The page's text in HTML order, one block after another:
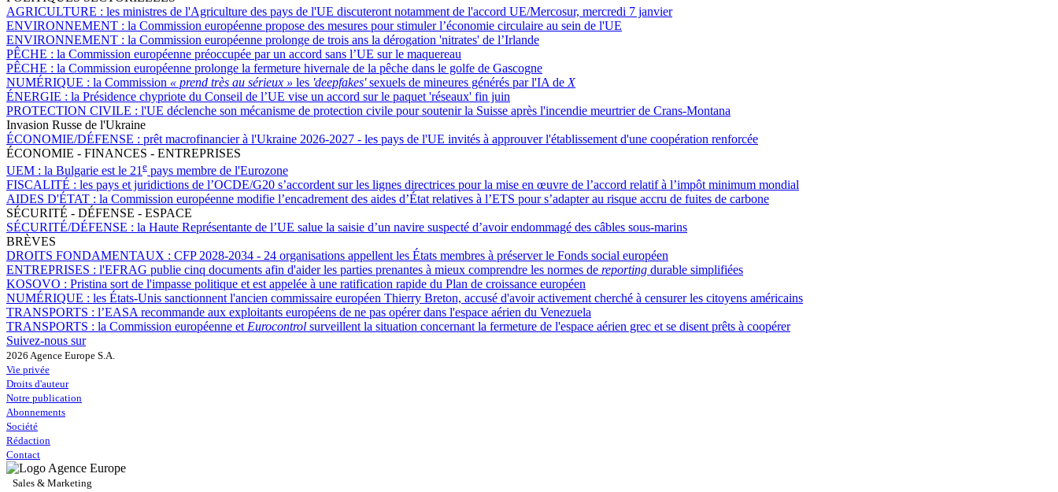
AGRICULTURE : les ministres de l'Agriculture des pays de l'UE discuteront notamment de l'accord UE/Mercosur, mercredi 7 janvier
ENVIRONNEMENT : la Commission européenne propose des mesures pour stimuler l’économie circulaire au sein de l'UE
ENVIRONNEMENT : la Commission européenne prolonge de trois ans la dérogation 'nitrates' de l’Irlande
PÊCHE : la Commission européenne préoccupée par un accord sans l’UE sur le maquereau
PÊCHE : la Commission européenne prolonge la fermeture hivernale de la pêche dans le golfe de Gascogne
NUMÉRIQUE : la Commission « prend très au sérieux » les 'deepfakes'sexuels de mineures générés par l'IA de X
ÉNERGIE : la Présidence chypriote du Conseil de l’UE vise un accord sur le paquet 'réseaux' fin juin
PROTECTION CIVILE : l'UE déclenche son mécanisme de protection civile pour soutenir la Suisse après l'incendie meurtrier de Crans-Montana
Invasion Russe de l'Ukraine
ÉCONOMIE/DÉFENSE : prêt macrofinancier à l'Ukraine 2026-2027 - les pays de l'UE invités à approuver l'établissement d'une coopération renforcée
ÉCONOMIE - FINANCES - ENTREPRISES
UEM : la Bulgarie est le 21e pays membre de l'Eurozone
FISCALITÉ : les pays et juridictions de l’OCDE/G20 s’accordent sur les lignes directrices pour la mise en œuvre de l’accord relatif à l’impôt minimum mondial
AIDES D'ÉTAT : la Commission européenne modifie l’encadrement des aides d’État relatives à l’ETS pour s’adapter au risque accru de fuites de carbone
SÉCURITÉ - DÉFENSE - ESPACE
SÉCURITÉ/DÉFENSE : la Haute Représentante de l’UE salue la saisie d’un navire suspecté d’avoir endommagé des câbles sous-marins
BRÈVES
DROITS FONDAMENTAUX : CFP 2028-2034 - 24 organisations appellent les États membres à préserver le Fonds social européen
ENTREPRISES : l'EFRAG publie cinq documents afin d'aider les parties prenantes à mieux comprendre les normes de reporting durable simplifiées
KOSOVO : Pristina sort de l'impasse politique et est appelée à une ratification rapide du Plan de croissance européen
NUMÉRIQUE : les États-Unis sanctionnent l'ancien commissaire européen Thierry Breton, accusé d'avoir activement cherché à censurer les citoyens américains
TRANSPORTS : l’EASA recommande aux exploitants européens de ne pas opérer dans l'espace aérien du Venezuela
TRANSPORTS : la Commission européenne etEurocontrol surveillent la situation concernant la fermeture de l'espace aérien grec et se disent prêts à coopérer
Suivez-nous sur
2026 Agence Europe S.A.
Vie privée
Droits d'auteur
Notre publication
Abonnements
Société
Rédaction
Contact
Sales & Marketing